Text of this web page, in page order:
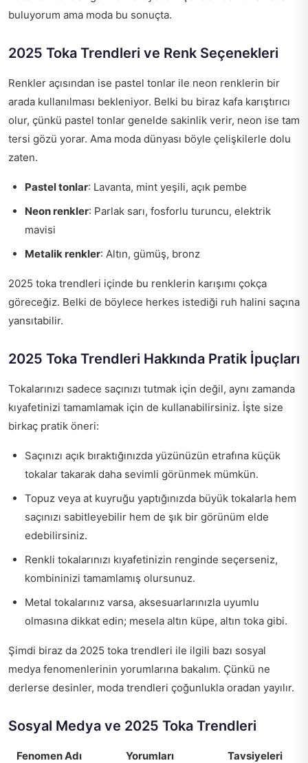
buluyorum ama moda bu sonuçta.
2025 Toka Trendleri ve Renk Seçenekleri
Renkler açısından ise pastel tonlar ile neon renklerin bir
arada kullanılması bekleniyor. Belki bu biraz kafa karıştırıcı
olur, çünkü pastel tonlar genelde sakinlik verir, neon ise tam
tersi gözü yorar. Ama moda dünyası böyle çelişkilerle dolu
zaten.
Pastel tonlar: Lavanta, mint yeşili, açık pembe
Neon renkler: Parlak sarı, fosforlu turuncu, elektrik
mavisi
Metalik renkler: Altın, gümüş, bronz
2025 toka trendleri içinde bu renklerin karışımı çokça
göreceğiz. Belki de böylece herkes istediği ruh halini saçına
yansıtabilir.
2025 Toka Trendleri Hakkında Pratik İpuçları
Tokalarınızı sadece saçınızı tutmak için değil, aynı zamanda
kıyafetinizi tamamlamak için de kullanabilirsiniz. İşte size
birkaç pratik öneri:
Saçınızı açık bıraktığınızda yüzünüzün etrafına küçük
tokalar takarak daha sevimli görünmek mümkün.
Topuz veya at kuyruğu yaptığınızda büyük tokalarla hem
saçınızı sabitleyebilir hem de şık bir görünüm elde
edebilirsiniz.
Renkli tokalarınızı kıyafetinizin renginde seçerseniz,
kombininizi tamamlamış olursunuz.
Metal tokalarınız varsa, aksesuarlarınızla uyumlu
olmasına dikkat edin; mesela altın küpe, altın toka gibi.
Şimdi biraz da 2025 toka trendleri ile ilgili bazı sosyal
medya fenomenlerinin yorumlarına bakalım. Çünkü ne
derlerse desinler, moda trendleri çoğunlukla oradan yayılır.
Sosyal Medya ve 2025 Toka Trendleri
Fenomen Adı Yorumları Tavsiyeleri